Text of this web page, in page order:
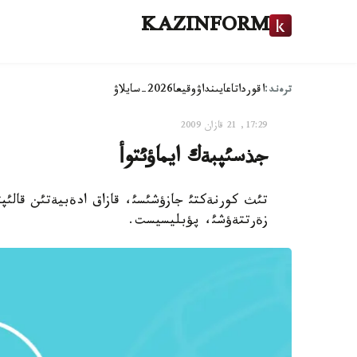
KAZINFORM
ترەند:اقورداتاعايىنداۋوقيعا2026-سايلاۋ
17:29, 21 قازان 2009
جذسئپبةك ايماؤئتوأ
تئث كورنةكتئ جازؤشئسئ، قازاق ادةبيةتئن
زةرتتةؤشئ، پؤبليسيست.